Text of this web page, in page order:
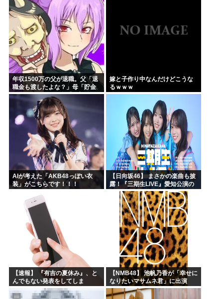
年収1500万の父が退職。父「退
職金も渡したよな？」母「貯金
なんてないよー」父「全部なく
なったの！？」→予想外の返事
に家族騒然となり…
嫁と子作り中なんだけどこうな
るｗｗｗ
AIが考えた「AKB48っぽい衣
装」がこちらです！！！
【日向坂46】 まさかの楽曲も披
露！『三期生LIVE』愛知公演の
レポがこちら
【速報】 『有吉の夏休み』、と
んでもない発表をしてしま
う！！！！！
【NMB48】 池帆乃香が「幸せに
なりたいマサムネ君」に出演